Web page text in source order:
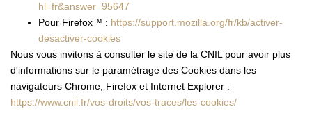
hl=fr&answer=95647
Pour Firefox™ : https://support.mozilla.org/fr/kb/activer-
desactiver-cookies
Nous vous invitons à consulter le site de la CNIL pour avoir plus
d'informations sur le paramétrage des Cookies dans les
navigateurs Chrome, Firefox et Internet Explorer :
https://www.cnil.fr/vos-droits/vos-traces/les-cookies/